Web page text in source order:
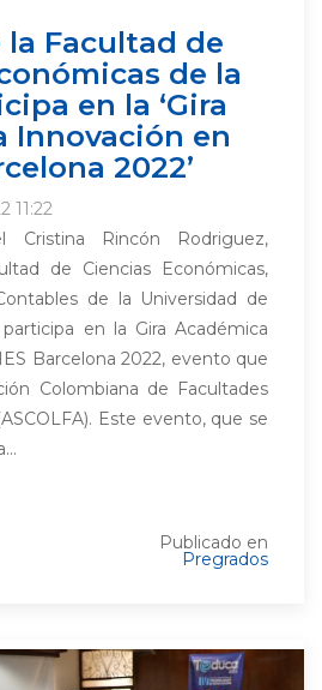
la Facultad de
de la
en la ‘Gira
Innovación en
2022’
11:22
Cristina Rincón Rodriguez,
de Ciencias Económicas,
de la Universidad de
en la Gira Académica
Barcelona 2022, evento que
Colombiana de Facultades
Este evento, que se
Publicado en
Pregrados